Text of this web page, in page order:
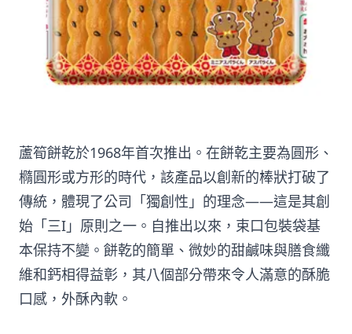
蘆筍餅乾於1968年首次推出。在餅乾主要為圓形、
橢圓形或方形的時代，該產品以創新的棒狀打破了
傳統，體現了公司「獨創性」的理念——這是其創
始「三I」原則之一。自推出以來，束口包裝袋基
本保持不變。餅乾的簡單、微妙的甜鹹味與膳食纖
維和鈣相得益彰，其八個部分帶來令人滿意的酥脆
口感，外酥內軟。